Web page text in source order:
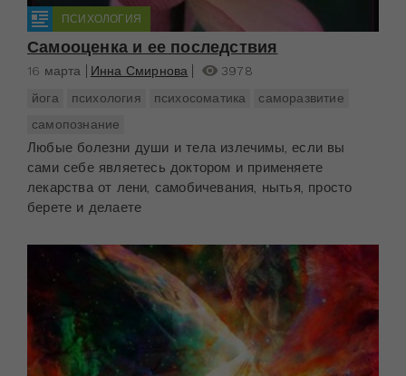
ПСИХОЛОГИЯ
Самооценка и ее последствия
16 марта Инна Смирнова
3978
йога
психология психосоматика
саморазвитие
самопознание
Любые болезни души и тела излечимы, если вы
сами себе являетесь доктором и применяете
лекарства от лени, самобичевания, нытья, просто
берете и делаете